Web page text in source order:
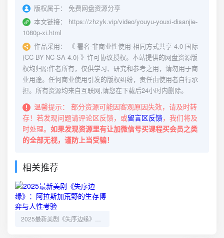
版权属于：
免费网盘资源分享
本文链接：
https://zhzyk.vip/video/youyu-youxi-disanjie-
1080p-xi.html
作品采用：
《 署名-非商业性使用-相同方式共享 4.0 国际
(CC BY-NC-SA 4.0) 》许可协议授权。本站提供的网盘资源版
权均归原作者所有，仅供学习、研究和参考之用，请勿用于商
业用途。任何商业使用引发的版权纠纷，责任由使用者自行承
担。所有资源均来自互联网,请您在下载后24小时内删除。
温馨提示：
部分资源可能因客观原因失效，请及时转
存！若发现问题请评论区反馈，或留言区反馈，我们将及
时处理。 如果发现资源里有让加微信号买课程买会员之类
的全部无视，谨防上当受骗！
相关推荐